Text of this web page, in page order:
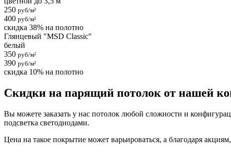
250 руб/м²
400 руб/м²
скидка 38% на полотно
Глянцевый "MSD Classic"
белый
350 руб/м²
390 руб/м²
скидка 10% на полотно
Скидки на парящий потолок от нашей
Вы можете заказать у нас потолок любой сложности и
подсветка светодиодами.
Цена на такое покрытие может варьироваться, а благодаря